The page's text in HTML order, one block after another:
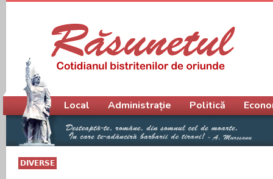
DIVERSE
Meniu principal
Local Administrație Politică